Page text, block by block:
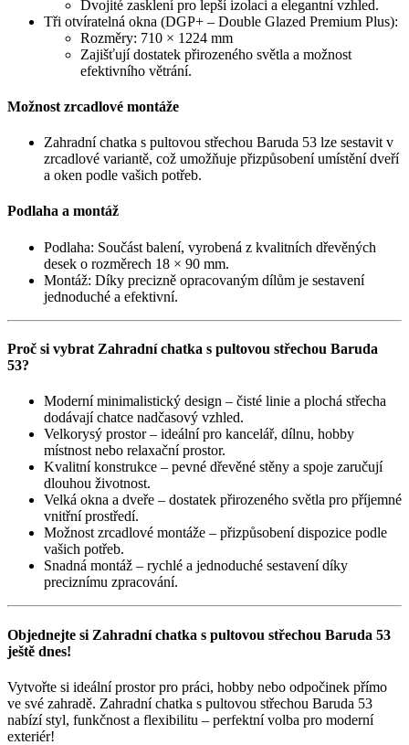
Dvojité zasklení pro lepší izolaci a elegantní vzhled.
Tři otvíratelná okna (DGP+ – Double Glazed Premium Plus):
Rozměry: 710 × 1224 mm
Zajišťují dostatek přirozeného světla a možnost
efektivního větrání.
Možnost zrcadlové montáže
Zahradní chatka s pultovou střechou Baruda 53 lze sestavit v
zrcadlové variantě, což umožňuje přizpůsobení umístění dveří
a oken podle vašich potřeb.
Podlaha a montáž
Podlaha: Součást balení, vyrobená z kvalitních dřevěných
desek o rozměrech 18 × 90 mm.
Montáž: Díky precizně opracovaným dílům je sestavení
jednoduché a efektivní.
Proč si vybrat Zahradní chatka s pultovou střechou Baruda
53?
Moderní minimalistický design – čisté linie a plochá střecha
dodávají chatce nadčasový vzhled.
Velkorysý prostor – ideální pro kancelář, dílnu, hobby
místnost nebo relaxační prostor.
Kvalitní konstrukce – pevné dřevěné stěny a spoje zaručují
dlouhou životnost.
Velká okna a dveře – dostatek přirozeného světla pro příjemné
vnitřní prostředí.
Možnost zrcadlové montáže – přizpůsobení dispozice podle
vašich potřeb.
Snadná montáž – rychlé a jednoduché sestavení díky
preciznímu zpracování.
Objednejte si Zahradní chatka s pultovou střechou Baruda 53
ještě dnes!
Vytvořte si ideální prostor pro práci, hobby nebo odpočinek přímo
ve své zahradě. Zahradní chatka s pultovou střechou Baruda 53
nabízí styl, funkčnost a flexibilitu – perfektní volba pro moderní
exteriér!